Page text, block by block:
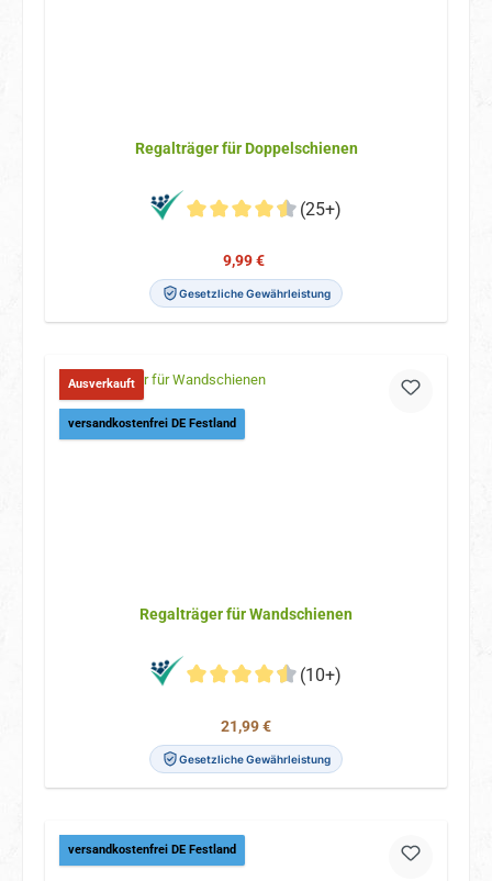
Regalträger für Doppelschienen
(25+)
Verkaufspreis:
9,99 €
Gesetzliche Gewährleistung
Ausverkauft
versandkostenfrei DE Festland
Regalträger für Wandschienen
(10+)
Regulärer Preis:
21,99 €
Gesetzliche Gewährleistung
versandkostenfrei DE Festland